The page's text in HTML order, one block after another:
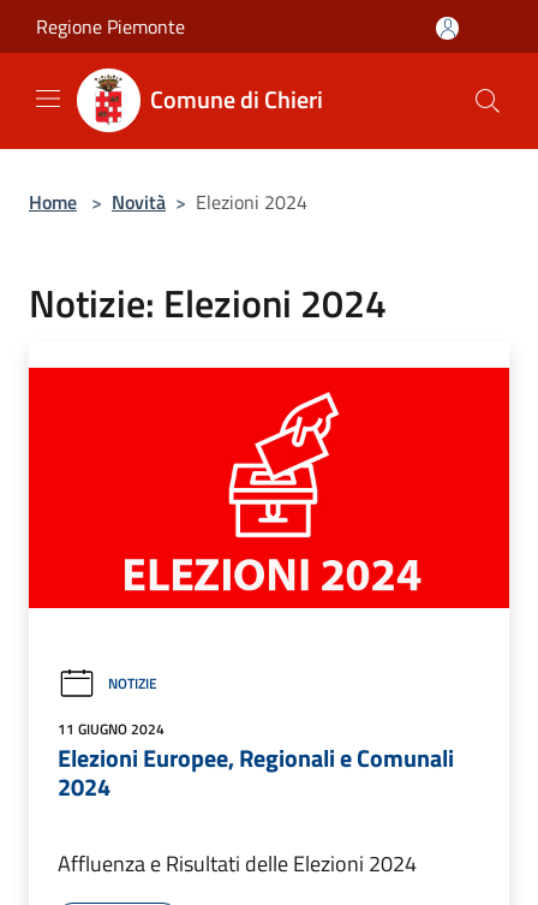
Salta al contenuto principale
Regione Piemonte
Comune di Chieri
Home > Novità > Elezioni 2024
Notizie: Elezioni 2024
NOTIZIE
11 GIUGNO 2024
Elezioni Europee, Regionali e Comunali
2024
Affluenza e Risultati delle Elezioni 2024